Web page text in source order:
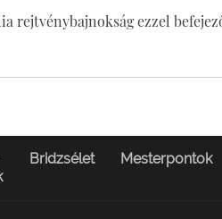
rejtvénybajnokság ezzel
Bridzsélet Mesterpontok